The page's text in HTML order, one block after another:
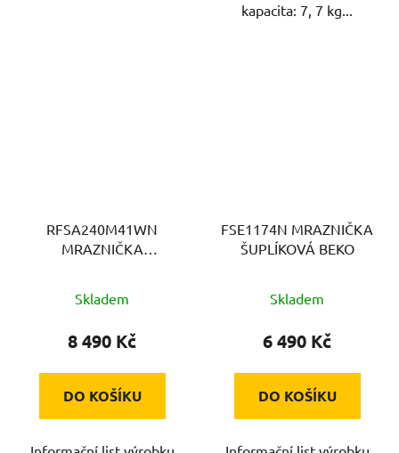
kapacita: 7, 7 kg...
RFSA240M41WN
MRAZNIČKA
Skladem
8 490 Kč
DO KOŠÍKU
FSE1174N MRAZNIČKA
ŠUPLÍKOVÁ BEKO
Skladem
6 490 Kč
DO KOŠÍKU